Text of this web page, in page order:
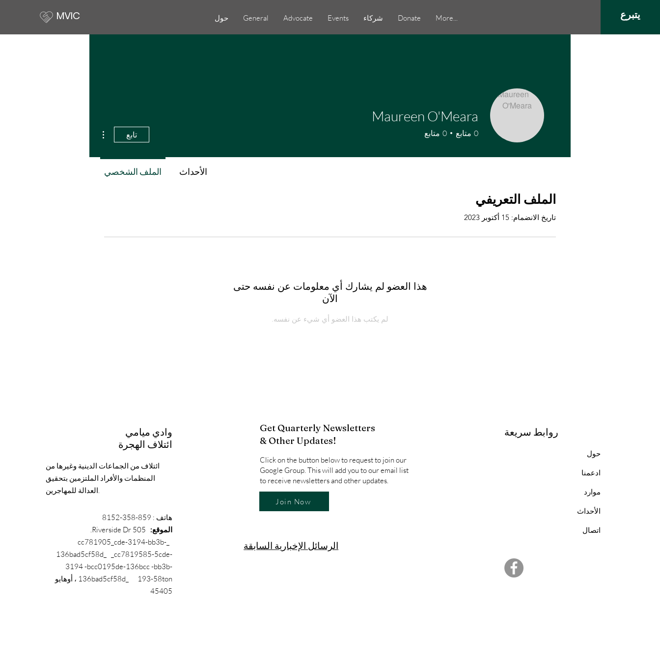
MVIC حول General Advocate Events شركاء Donate More... يتبرع
الملف التعريفي
تاريخ الانضمام: 15 أكتوبر 2023
هذا العضو لم يشارك أي معلومات عن نفسه حتى
الآن
لم يكتب هذا العضو أي شيء عن نفسه.
Maureen O'Meara
0 متابع 0 متابع تابع
الملف الشخصي الأحداث
وادي ميامي
ائتلاف الهجرة
ائتلاف من الجماعات الدينية وغيرها من
المنظمات والأفراد الملتزمين بتحقيق
العدالة للمهاجرين.
هاتف : 859-358-8152
الموقع:
_cc781905_cde-3194-bb3b-
136bad5cf58d_ _cc7819585-5cde-
3194 -bcc0195de-136bcc -bb3b-
136bad5cf58d_ 193-58ton ، أوهايو
45405
Get Quarterly Newsletters
& Other Updates!
Click on the button below to request to join our
Google Group. This will add you to our email list
to receive newsletters and other updates.
Join Now
الرسائل الإخبارية السابقة
روابط سريعة
حول
ادعمنا
موارد
الأحداث
اتصال